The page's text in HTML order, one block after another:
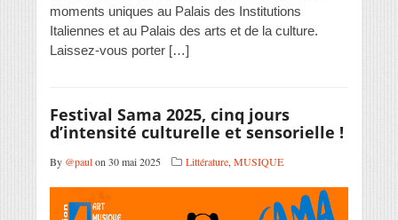
moments uniques au Palais des Institutions
Italiennes et au Palais des arts et de la culture.
Laissez-vous porter […]
Festival Sama 2025, cinq jours
d’intensité culturelle et sensorielle !
By @paulon 30 mai 2025 Littérature, MUSIQUE